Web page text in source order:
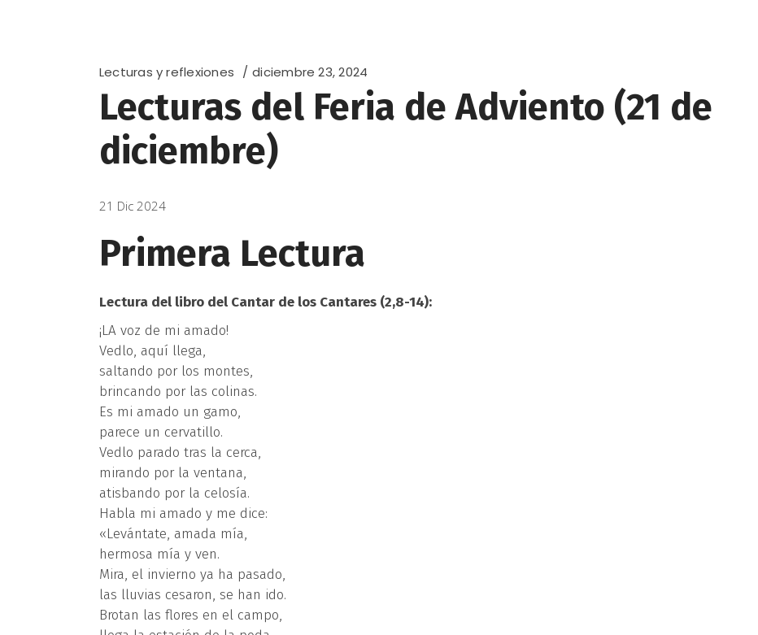
Lecturas y reflexiones diciembre 23, 2024
Lecturas del Feria de Adviento (21 de
diciembre)
21 Dic 2024
Primera Lectura
Lectura del libro del Cantar de los Cantares (2,8-14):
¡LA voz de mi amado!
Vedlo, aquí llega,
saltando por los montes,
brincando por las colinas.
Es mi amado un gamo,
parece un cervatillo.
Vedlo parado tras la cerca,
mirando por la ventana,
atisbando por la celosía.
Habla mi amado y me dice:
«Levántate, amada mía,
hermosa mía y ven.
Mira, el invierno ya ha pasado,
las lluvias cesaron, se han ido.
Brotan las flores en el campo,